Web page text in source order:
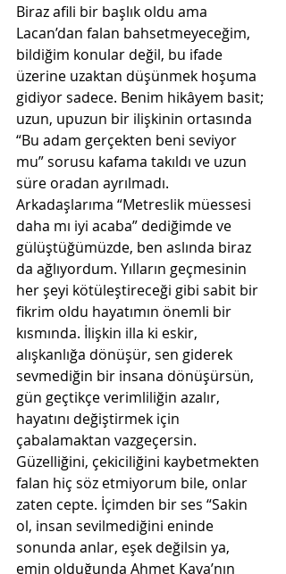
Biraz afili bir başlık oldu ama
Lacan’dan falan bahsetmeyeceğim,
bildiğim konular değil, bu ifade
üzerine uzaktan düşünmek hoşuma
gidiyor sadece. Benim hikâyem basit;
uzun, upuzun bir ilişkinin ortasında
“Bu adam gerçekten beni seviyor
mu” sorusu kafama takıldı ve uzun
süre oradan ayrılmadı.
Arkadaşlarıma “Metreslik müessesi
daha mı iyi acaba” dediğimde ve
gülüştüğümüzde, ben aslında biraz
da ağlıyordum. Yılların geçmesinin
her şeyi kötüleştireceği gibi sabit bir
fikrim oldu hayatımın önemli bir
kısmında. İlişkin illa ki eskir,
alışkanlığa dönüşür, sen giderek
sevmediğin bir insana dönüşürsün,
gün geçtikçe verimliliğin azalır,
hayatını değiştirmek için
çabalamaktan vazgeçersin.
Güzelliğini, çekiciliğini kaybetmekten
falan hiç söz etmiyorum bile, onlar
zaten cepte. İçimden bir ses “Sakin
ol, insan sevilmediğini eninde
sonunda anlar, eşek değilsin ya,
emin olduğunda Ahmet Kaya’nın